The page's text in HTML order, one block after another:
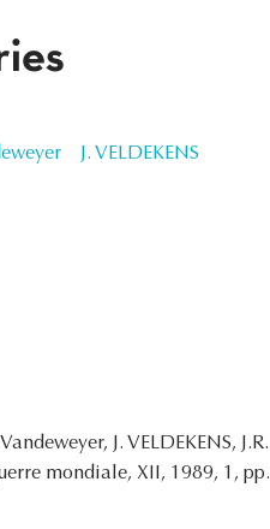
J. VELDEKENS
J. VELDEKENS, J.R.
mondiale, XII, 1989, 1, pp.